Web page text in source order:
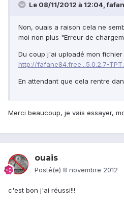
Le 08/11/2012 à 12:04,
Non, ouais a raison cela ne
moi non plus "Erreur de
Du coup j'ai uploadé mon fichier
http://fafane84.free...5.0.2.7-
En attendant que cela rentre
Merci beaucoup, je vais essayer,
ouais
Posté(e) 8 novembre 2012
c'est bon j'ai réussi!!!